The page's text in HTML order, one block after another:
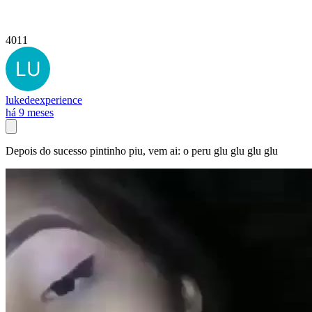
4011
lukedeexperience
há 9 meses
Depois do sucesso pintinho piu, vem ai: o peru glu glu glu glu